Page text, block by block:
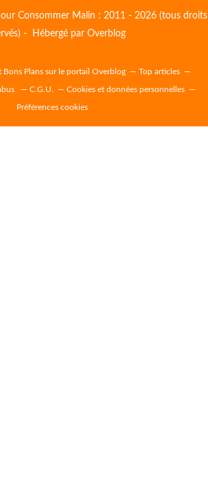
Consommer Malin : 2011 - 2026 (tous droits
- Hébergé par Overblog
Bons Plans sur le portail Overblog Top articles
C.G.U. Cookies et données personnelles
Préférences cookies